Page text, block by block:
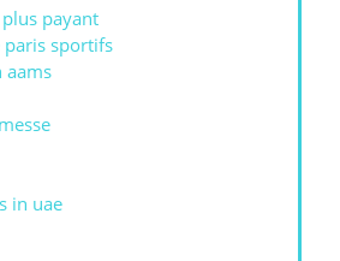
payant
paris sportifs
aams
in uae